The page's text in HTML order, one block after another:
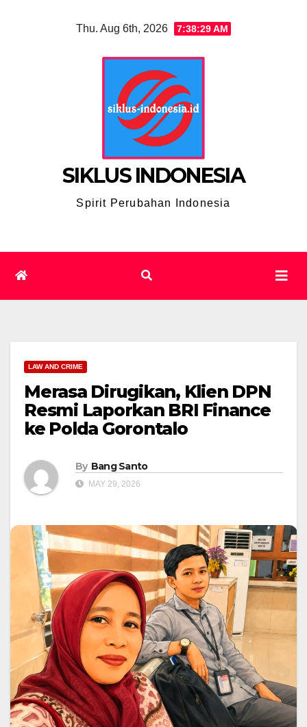
Thu. Aug 6th, 2026 7:38:30 AM
SIKLUS INDONESIA
Spirit Perubahan Indonesia
LAW AND CRIME
Merasa Dirugikan, Klien DPN
Resmi Laporkan BRI Finance
ke Polda Gorontalo
By Bang Santo
MAY 29, 2026